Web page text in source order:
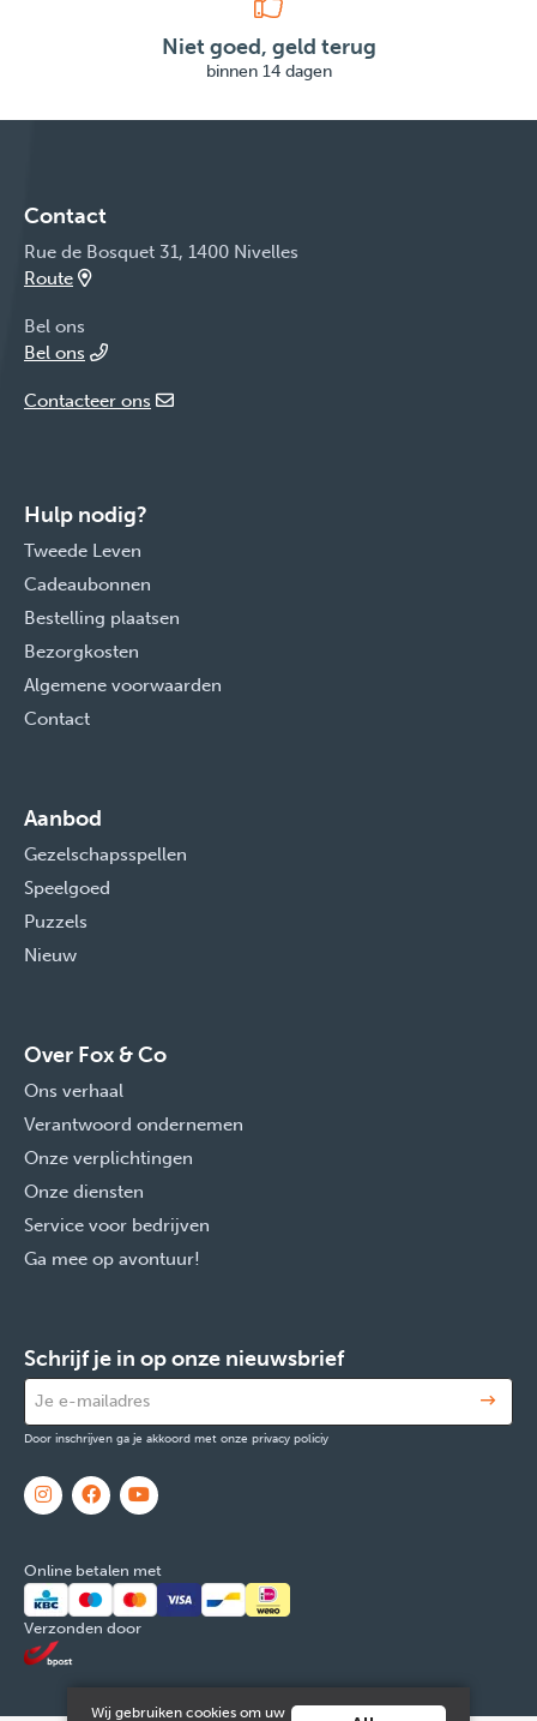
Niet goed, geld terug
binnen 14 dagen
Contact
Rue de Bosquet 31, 1400 Nivelles
Route
Bel ons
Bel ons
Contacteer ons
Hulp nodig?
Tweede Leven
Cadeaubonnen
Bestelling plaatsen
Bezorgkosten
Algemene voorwaarden
Contact
Aanbod
Gezelschapsspellen
Speelgoed
Puzzels
Nieuw
Over Fox & Co
Ons verhaal
Verantwoord ondernemen
Onze verplichtingen
Onze diensten
Service voor bedrijven
Ga mee op avontuur!
Schrijf je in op onze nieuwsbrief
Door inschrijven ga je akkoord met onze privacy policiy
Online betalen met
Verzonden door
Wij gebruiken cookies om uw